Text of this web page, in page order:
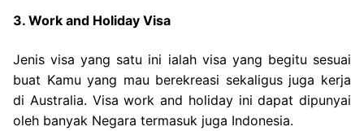
3. Work and Holiday Visa
Jenis visa yang satu ini ialah visa yang begitu sesuai
buat Kamu yang mau berekreasi sekaligus juga kerja
di Australia. Visa work and holiday ini dapat dipunyai
oleh banyak Negara termasuk juga Indonesia.